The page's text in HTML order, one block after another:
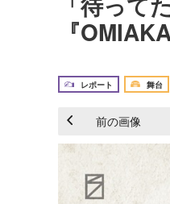
『
レポート 舞台
前の画像